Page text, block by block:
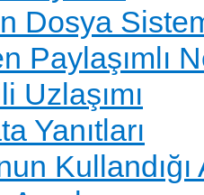
Dosya
Paylaşımlı
Uzlaşımı
Yanıtları